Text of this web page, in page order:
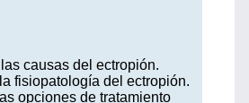
causas del ectropión.
fisiopatología del ectropión.
opciones de tratamiento